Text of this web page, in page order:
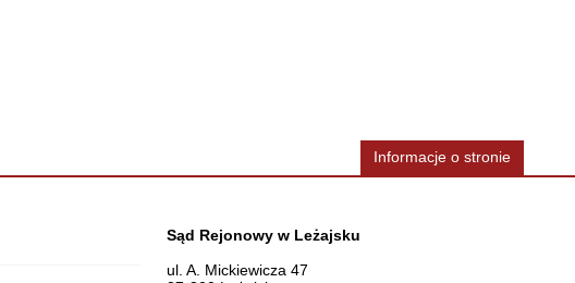
Informacje o stronie
Dane teleadresowe
Sąd Rejonowy w Leżajsku
ul. A. Mickiewicza 47